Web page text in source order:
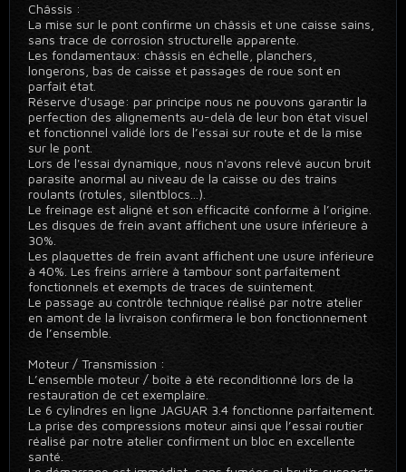
Châssis :
La mise sur le pont confirme un châssis et une caisse sains,
sans trace de corrosion structurelle apparente.
Les fondamentaux: châssis en échelle, planchers,
longerons, bas de caisse et passages de roue sont en
parfait état.
Réserve d'usage: par principe nous ne pouvons garantir la
perfection des alignements au-delà de leur bon état visuel
et fonctionnel validé lors de l’essai sur route et de la mise
sur le pont.
Lors de l'essai dynamique, nous n'avons relevé aucun bruit
parasite anormal au niveau de la caisse ou des trains
roulants (rotules, silentblocs...).
Le freinage est aligné et son efficacité conforme à l’origine.
Les disques de frein avant affichent une usure inférieure à
30%.
Les plaquettes de frein avant affichent une usure inférieure
à 40%. Les freins arrière à tambour sont parfaitement
fonctionnels et exempts de traces de suintement.
Le passage au contrôle technique réalisé par notre atelier
en amont de la livraison confirmera le bon fonctionnement
de l’ensemble.
Moteur / Transmission :
L’ensemble moteur / boîte à été reconditionné lors de la
restauration de cet exemplaire.
Le 6 cylindres en ligne JAGUAR 3.4 fonctionne parfaitement.
La prise des compressions moteur ainsi que l’essai routier
réalisé par notre atelier confirment un bloc en excellente
santé.